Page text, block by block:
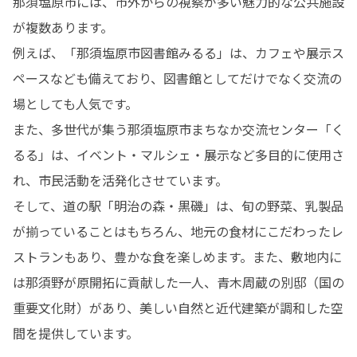
が複数あります。
例えば、「那須塩原市図書館みるる」は、カフェや展示ス
ペースなども備えており、図書館としてだけでなく交流の
場としても人気です。
また、多世代が集う那須塩原市まちなか交流センター「く
るる」は、イベント・マルシェ・展示など多目的に使用さ
れ、市民活動を活発化させています。
そして、道の駅「明治の森・黒磯」は、旬の野菜、乳製品
が揃っていることはもちろん、地元の食材にこだわったレ
ストランもあり、豊かな食を楽しめます。また、敷地内に
は那須野が原開拓に貢献した一人、青木周蔵の別邸（国の
重要文化財）があり、美しい自然と近代建築が調和した空
間を提供しています。